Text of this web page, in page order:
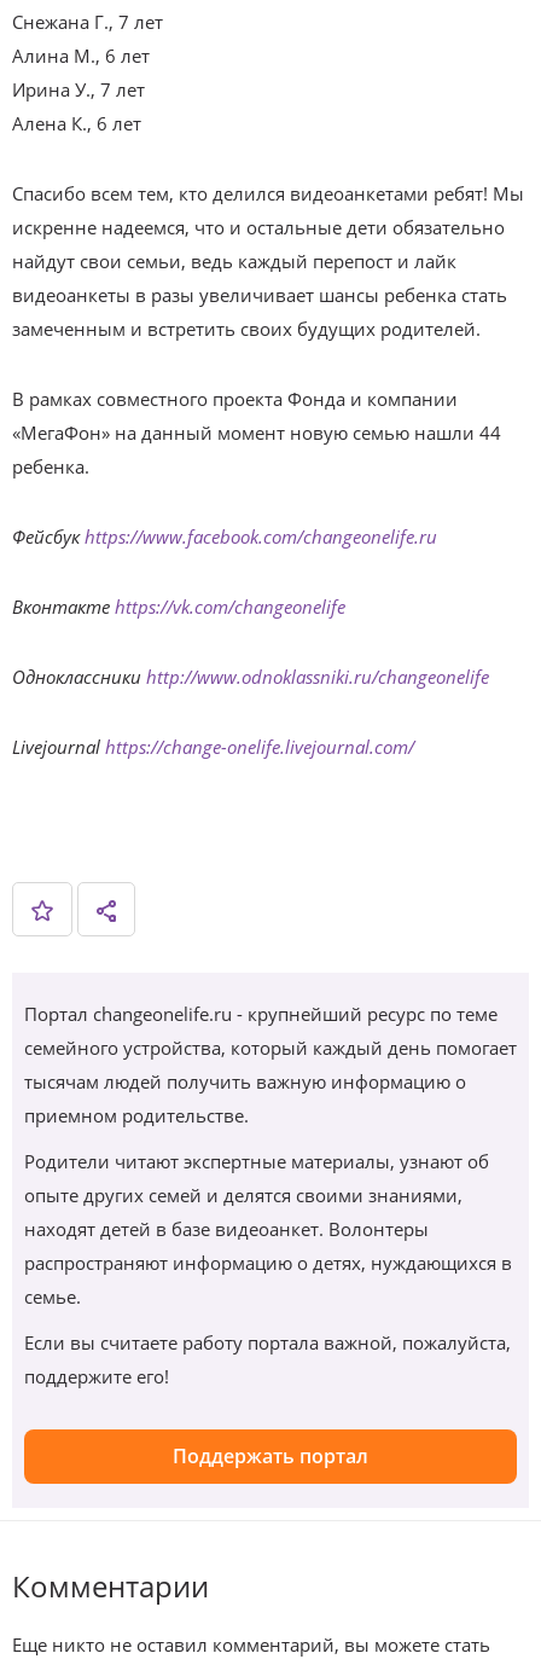
Снежана Г., 7 лет
Алина М., 6 лет
Ирина У., 7 лет
Алена К., 6 лет
Спасибо всем тем, кто делился видеоанкетами ребят! Мы
искренне надеемся, что и остальные дети обязательно
найдут свои семьи, ведь каждый перепост и лайк
видеоанкеты в разы увеличивает шансы ребенка стать
замеченным и встретить своих будущих родителей.
В рамках совместного проекта Фонда и компании
«МегаФон» на данный момент новую семью нашли 44
ребенка.
Фейсбук https://www.facebook.com/changeonelife.ru
Вконтакте https://vk.com/changeonelife
Одноклассники http://www.odnoklassniki.ru/changeonelife
Livejournal https://change-onelife.livejournal.com/
Портал changeonelife.ru - крупнейший ресурс по теме
семейного устройства, который каждый день помогает
тысячам людей получить важную информацию о
приемном родительстве.
Родители читают экспертные материалы, узнают об
опыте других семей и делятся своими знаниями,
находят детей в базе видеоанкет. Волонтеры
распространяют информацию о детях, нуждающихся в
семье.
Если вы считаете работу портала важной, пожалуйста,
поддержите его!
Поддержать портал
Комментарии
Еще никто не оставил комментарий, вы можете стать